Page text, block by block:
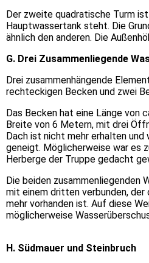
Der zweite quadratische Turm
Hauptwassertank steht. Die
ähnlich den anderen. Die
G. Drei Zusammenliegende
Drei zusammenhängende
rechteckigen Becken und zwei
Das Becken hat eine Länge von
Breite von 6 Metern, mit drei
Dach ist nicht mehr erhalten
geneigt. Möglicherweise war es
Herberge der Truppe gedacht
Die beiden zusammenliegenden
mit einem dritten verbunden, der
mehr vorhanden ist. Auf diese
möglicherweise
H. Südmauer und Steinbruch